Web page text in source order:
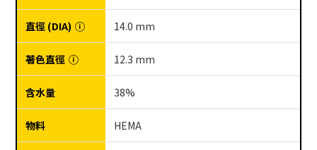
直徑 (DIA) ⓘ 14.0 mm
著色直徑 ⓘ 12.3 mm
含水量 38%
物料 HEMA